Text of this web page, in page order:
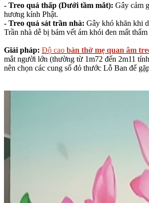
- Treo quá thấp (Dưới tầm mắt): Gây cảm
hương kính Phật.
- Treo quá sát trần nhà: Gây khó khăn khi
Trần nhà dễ bị bám vết ám khói đen mất
Giải pháp: Độ cao bàn thờ mẹ quan âm
mắt người lớn (thường từ 1m72 đến 2m11
nên chọn các cung số đỏ thước Lỗ Ban để